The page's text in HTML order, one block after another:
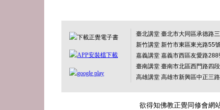
臺北講堂 臺北市大同區承德路
新竹講堂 新竹市東區東光路55
嘉義講堂 嘉義市西區友愛路
臺南講堂 臺南市北區西門路四
高雄講堂 高雄市新興區中正三
欲得知佛教正覺同修會網